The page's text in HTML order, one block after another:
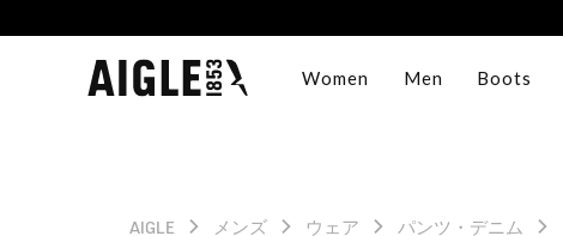
Women Men Boots
AIGLE メンズ ウェア パンツ・デニム